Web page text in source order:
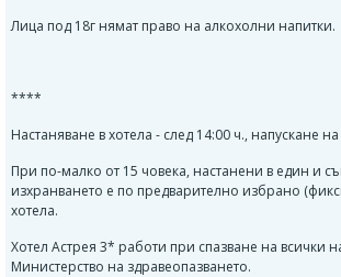
Лица под 18г нямат право на алкохолни напитки.
****
Настаняване в хотела - след 14:00 ч., напускане
При по-малко от 15 човека, настанени в един и
изхранването е по предварително избрано
хотела.
Хотел Астрея 3* работи при спазване на всички
Министерство на здравеопазването.